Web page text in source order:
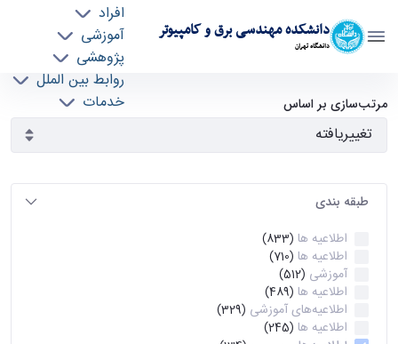
دانشکده مهندسی برق و کامپیوتر
دانشگاه تهران
افراد
آموزشی
پژوهشی
روابط بین الملل
خدمات
آرشیو اطلاعیه ها - ece- دانشکده مهندسی برق و
کامپیوتر
مرتب‌سازی بر اساس
طبقه بندی
اطلاعیه ها (833)
اطلاعیه ها (710)
آموزشی (512)
اطلاعیه ها (489)
اطلاعیه‌های‌ آموزشی (329)
اطلاعیه ها (245)